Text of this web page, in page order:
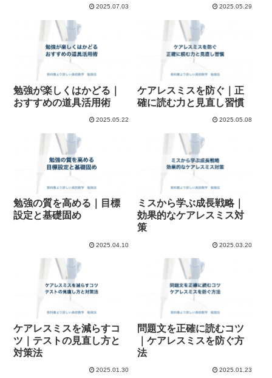
2025.07.03 2025.05.29
勉強が楽しくはかどる｜
おすすめの道具活用術
2025.05.22
ケアレスミスを防ぐ｜正
確に読む力と見直し習慣
2025.05.08
勉強の質を高める｜目標
設定と基礎固め
2025.04.10
ミスから学ぶ成長戦略｜
効果的なケアレスミス対
策
2025.03.20
ケアレスミスを減らすコ
ツ｜テストの見直し方と
対策法
2025.01.30
問題文を正確に読むコツ
｜ケアレスミスを防ぐ方
法
2025.01.23